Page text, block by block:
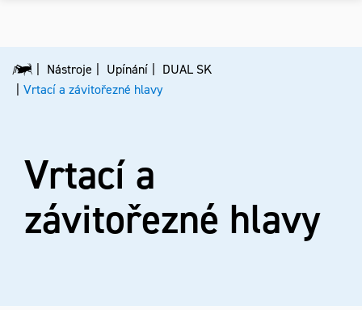
Nástroje Upínání
DUAL SK
Vrtací a závitořezné hlavy
Vrtací a
závitořezné hlavy